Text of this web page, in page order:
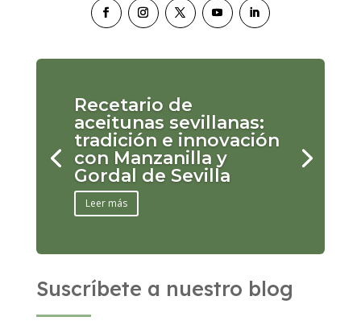
Recetario de
aceitunas sevillanas:
tradición e innovación
con Manzanilla y
Gordal de Sevilla
Leer más
Suscríbete a nuestro blog